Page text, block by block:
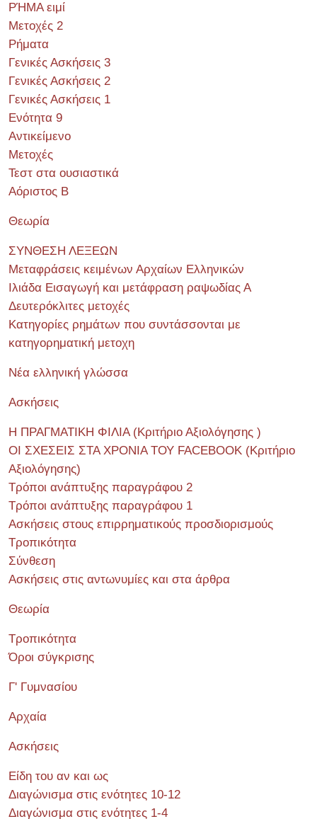
ΡΉΜΑ ειμί
Μετοχές 2
Ρήματα
Γενικές Ασκήσεις 3
Γενικές Ασκήσεις 2
Γενικές Ασκήσεις 1
Ενότητα 9
Αντικείμενο
Μετοχές
Τεστ στα ουσιαστικά
Αόριστος Β
Θεωρία
ΣΥΝΘΕΣΗ ΛΕΞΕΩΝ
Μεταφράσεις κειμένων Αρχαίων Ελληνικών
Ιλιάδα Εισαγωγή και μετάφραση ραψωδίας Α
Δευτερόκλιτες μετοχές
Κατηγορίες ρημάτων που συντάσσονται με
κατηγορηματική μετοχη
Νέα ελληνική γλώσσα
Ασκήσεις
Η ΠΡΑΓΜΑΤΙΚΗ ΦΙΛΙΑ (Κριτήριο Αξιολόγησης )
ΟΙ ΣΧΕΣΕΙΣ ΣΤΑ ΧΡΟΝΙΑ ΤΟΥ FACEBOOK (Kριτήριο
Αξιολόγησης)
Τρόποι ανάπτυξης παραγράφου 2
Τρόποι ανάπτυξης παραγράφου 1
Ασκήσεις στους επιρρηματικούς προσδιορισμούς
Τροπικότητα
Σύνθεση
Ασκήσεις στις αντωνυμίες και στα άρθρα
Θεωρία
Τροπικότητα
Όροι σύγκρισης
Γ' Γυμνασίου
Αρχαία
Ασκήσεις
Είδη του αν και ως
Διαγώνισμα στις ενότητες 10-12
Διαγώνισμα στις ενότητες 1-4